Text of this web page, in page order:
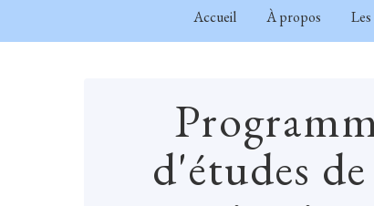
Accueil À propos
d'études